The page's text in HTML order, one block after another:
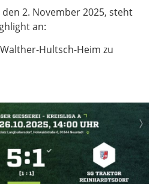
2. November 2025, steht
an:
Hultsch-Heim zu